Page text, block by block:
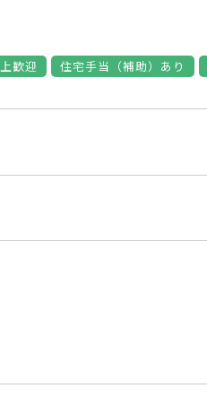
歓迎 住宅手当（補助）あり